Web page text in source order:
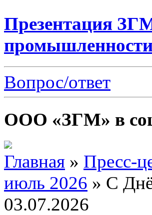
Презентация
Вопрос/ответ
ООО «ЗГМ» в
Главная » Пресс-
июль 2026 » С
03.07.2026